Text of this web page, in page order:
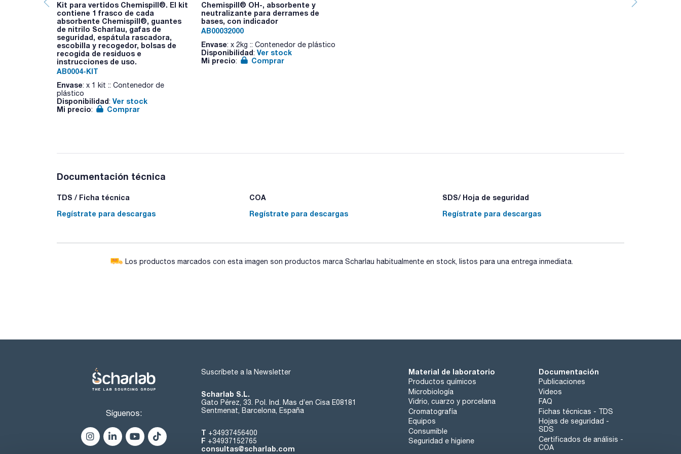
Kit para vertidos Chemispill®. El kit
contiene 1 frasco de cada
absorbente Chemispill®, guantes
de nitrilo Scharlau, gafas de
seguridad, espátula rascadora,
escobilla y recogedor, bolsas de
recogida de residuos e
instrucciones de uso.
AB0004-KIT
Envase: x 1 kit :: Contenedor de
plástico
Disponibilidad: Ver stock
Mi precio: Comprar
Chemispill® OH-, absorbente y
neutralizante para derrames de
bases, con indicador
AB00032000
Envase: x 2kg :: Contenedor de plástico
Disponibilidad: Ver stock
Mi precio: Comprar
Documentación técnica
TDS / Ficha técnica
Regístrate para descargas
COA
Regístrate para descargas
SDS/ Hoja de seguridad
Regístrate para descargas
Los productos marcados con esta imagen son productos marca Scharlau habitualmente en stock, listos para una entrega inmediata.
Síguenos:
Suscríbete a la Newsletter
Scharlab S.L.
Gato Pérez, 33. Pol. Ind. Mas d’en Cisa E08181
Sentmenat, Barcelona, España
T +34937456400
F +34937152765
consultas@scharlab.com
Material de laboratorio
Productos químicos
Microbiología
Vidrio, cuarzo y porcelana
Cromatografía
Equipos
Consumible
Seguridad e higiene
Documentación
Publicaciones
Videos
FAQ
Fichas técnicas - TDS
Hojas de seguridad -
SDS
Certificados de análisis -
COA